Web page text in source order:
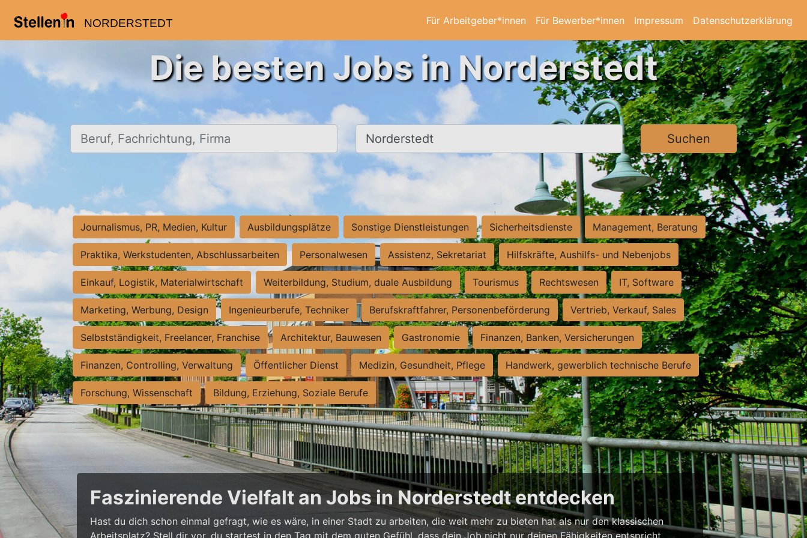
NORDERSTEDT Für Arbeitgeber*innen Für Bewerber*innen Impressum Datenschutzerklärung
Die besten Jobs in Norderstedt
Beruf, Fachrichtung, Firma Ort, Stadt Suchen
Journalismus, PR, Medien, Kultur Ausbildungsplätze Sonstige Dienstleistungen Sicherheitsdienste Management, Beratung
Praktika, Werkstudenten, Abschlussarbeiten Personalwesen Assistenz, Sekretariat Hilfskräfte, Aushilfs- und Nebenjobs
Einkauf, Logistik, Materialwirtschaft Weiterbildung, Studium, duale Ausbildung Tourismus Rechtswesen IT, Software
Marketing, Werbung, Design Ingenieurberufe, Techniker Berufskraftfahrer, Personenbeförderung Vertrieb, Verkauf, Sales
Selbstständigkeit, Freelancer, Franchise Architektur, Bauwesen Gastronomie Finanzen, Banken, Versicherungen
Finanzen, Controlling, Verwaltung Öffentlicher Dienst Medizin, Gesundheit, Pflege Handwerk, gewerblich technische Berufe
Forschung, Wissenschaft Bildung, Erziehung, Soziale Berufe
Faszinierende Vielfalt an Jobs in Norderstedt entdecken
Hast du dich schon einmal gefragt, wie es wäre, in einer Stadt zu arbeiten, die weit mehr zu bieten hat als nur den klassischen